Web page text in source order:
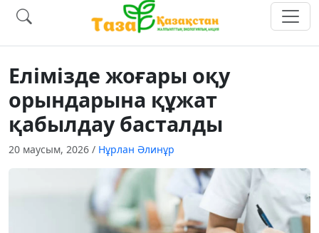
Елімізде жоғары оқу
орындарына құжат
қабылдау басталды
20 маусым, 2026 / Нұрлан Әлинұр